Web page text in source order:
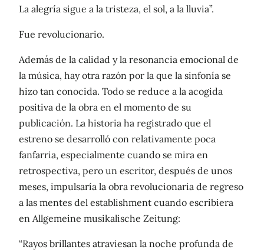
La alegría sigue a la tristeza, el sol, a la lluvia”.
Fue revolucionario.
Además de la calidad y la resonancia emocional de
la música, hay otra razón por la que la sinfonía se
hizo tan conocida. Todo se reduce a la acogida
positiva de la obra en el momento de su
publicación. La historia ha registrado que el
estreno se desarrolló con relativamente poca
fanfarria, especialmente cuando se mira en
retrospectiva, pero un escritor, después de unos
meses, impulsaría la obra revolucionaria de regreso
a las mentes del establishment cuando escribiera
en Allgemeine musikalische Zeitung:
“Rayos brillantes atraviesan la noche profunda de